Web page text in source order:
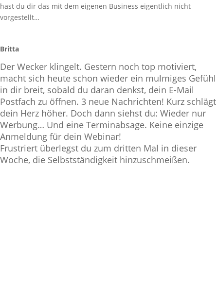
hast du dir das mit dem eigenen Business eigentlich nicht
vorgestellt…
Britta
Der Wecker klingelt. Gestern noch top motiviert,
macht sich heute schon wieder ein mulmiges Gefühl
in dir breit, sobald du daran denkst, dein E-Mail
Postfach zu öffnen. 3 neue Nachrichten! Kurz schlägt
dein Herz höher. Doch dann siehst du: Wieder nur
Werbung… Und eine Terminabsage. Keine einzige
Anmeldung für dein Webinar!
Frustriert überlegst du zum dritten Mal in dieser
Woche, die Selbstständigkeit hinzuschmeißen.